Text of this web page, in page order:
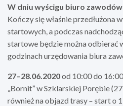
W dniu wyścigu biuro
Kończy się właśnie przedłużona
startowych, a podczas
startowe będzie można odbierać
godzinach urzędowania biura
27–28.06.2020od 10:00 do
„Bornit” w Szklarskiej Porębie
również na objazd trasy – start o